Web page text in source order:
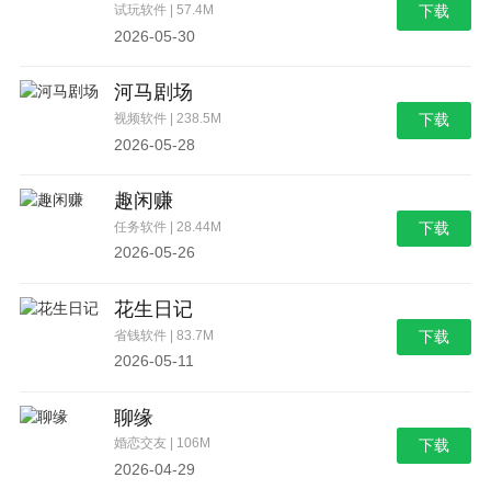
试玩软件 | 57.4M
2026-05-30
下载
河马剧场
视频软件 | 238.5M
2026-05-28
下载
趣闲赚
任务软件 | 28.44M
2026-05-26
下载
花生日记
省钱软件 | 83.7M
2026-05-11
下载
聊缘
婚恋交友 | 106M
2026-04-29
下载